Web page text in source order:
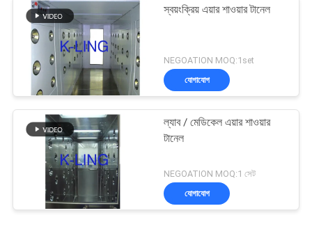
স্বয়ংক্রিয় এয়ার শাওয়ার টানেল
NEGOATION MOQ:1set
যোগাযোগ
ল্যাব / মেডিকেল এয়ার শাওয়ার
টানেল
NEGOATION MOQ:1 সেট
যোগাযোগ